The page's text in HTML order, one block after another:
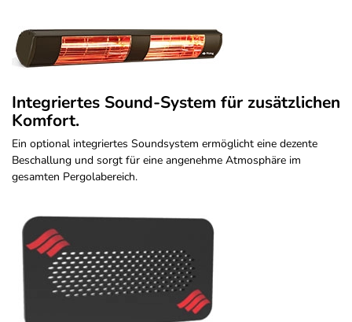
Integriertes Sound-System für zusätzlichen
Komfort.
Ein optional integriertes Soundsystem ermöglicht eine dezente
Beschallung und sorgt für eine angenehme Atmosphäre im
gesamten Pergolabereich.